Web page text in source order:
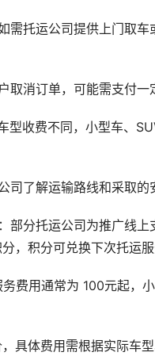
需托运公司提供上门取
消订单，可能需支付一
型收费不同，小型车、
了解运输路线和采取的
部分托运公司为推广线
，积分可兑换下次托运服
费用通常为 100元起，
具体费用需根据实际车